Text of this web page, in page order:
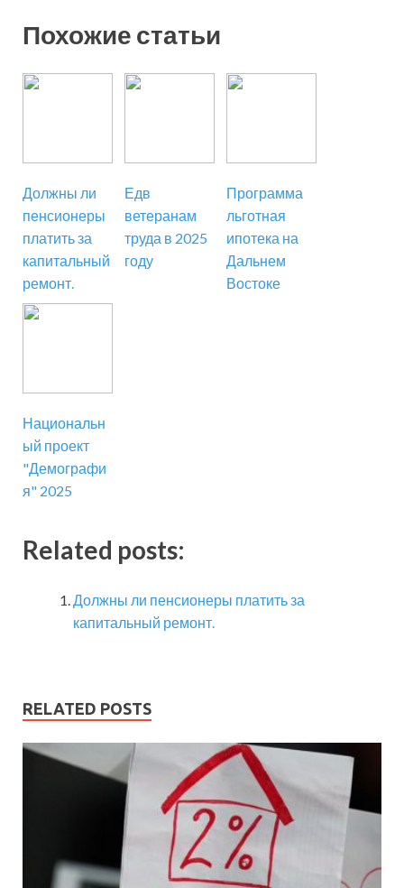
Похожие статьи
Должны ли
пенсионеры
платить за
капитальный
ремонт.
Едв
ветеранам
труда в 2025
году
Программа
льготная
ипотека на
Дальнем
Востоке
Национальн
ый проект
"Демографи
я" 2025
Related posts:
Должны ли пенсионеры платить за
капитальный ремонт.
RELATED POSTS